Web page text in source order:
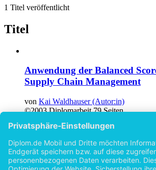
1 Titel veröffentlicht
Titel
Anwendung der Balanced
Supply Chain Management
von Kai Waldhauser (Autor:in)
©2003 Diplomarbeit 79 Seiten
Hilfe/FAQ
Datenschutz
AGB
Vertrag widerrufen